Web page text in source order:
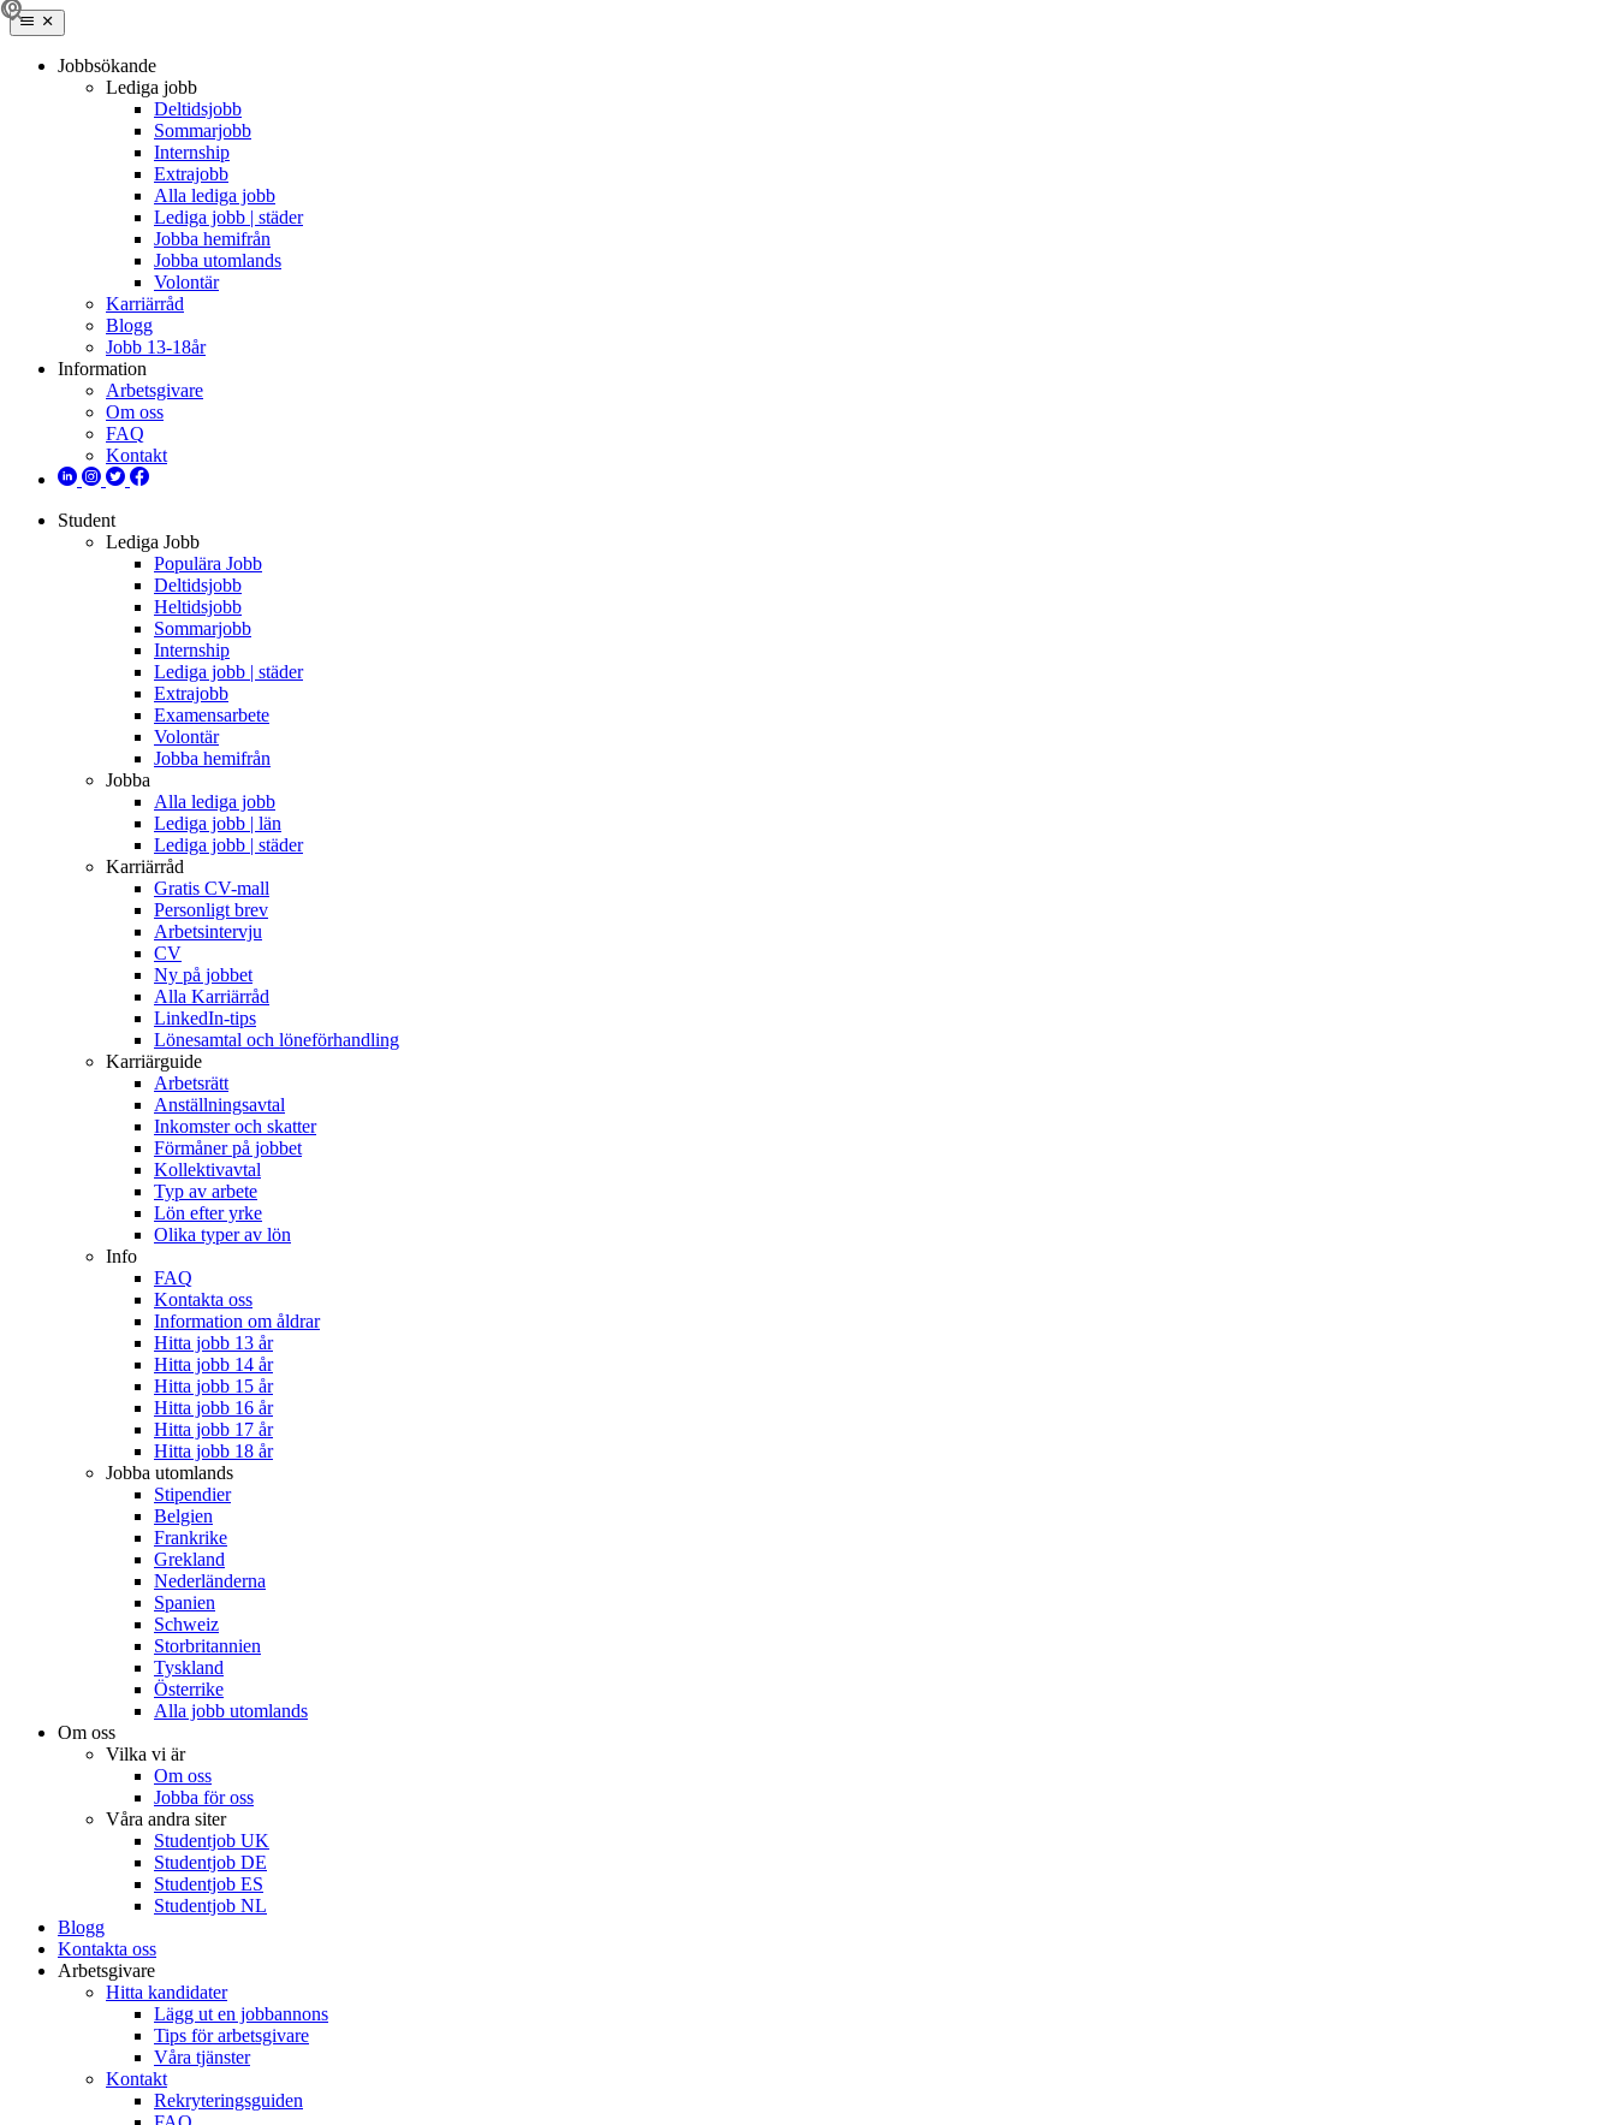
Jobbsökande
Lediga jobb
Deltidsjobb
Sommarjobb
Internship
Extrajobb
Alla lediga jobb
Lediga jobb | städer
Jobba hemifrån
Jobba utomlands
Volontär
Karriärråd
Blogg
Jobb 13-18år
Information
Arbetsgivare
Om oss
FAQ
Kontakt
Student
Lediga Jobb
Populära Jobb
Deltidsjobb
Heltidsjobb
Sommarjobb
Internship
Lediga jobb | städer
Extrajobb
Examensarbete
Volontär
Jobba hemifrån
Jobba
Alla lediga jobb
Lediga jobb | län
Lediga jobb | städer
Karriärråd
Gratis CV-mall
Personligt brev
Arbetsintervju
CV
Ny på jobbet
Alla Karriärråd
LinkedIn-tips
Lönesamtal och löneförhandling
Karriärguide
Arbetsrätt
Anställningsavtal
Inkomster och skatter
Förmåner på jobbet
Kollektivavtal
Typ av arbete
Lön efter yrke
Olika typer av lön
Info
FAQ
Kontakta oss
Information om åldrar
Hitta jobb 13 år
Hitta jobb 14 år
Hitta jobb 15 år
Hitta jobb 16 år
Hitta jobb 17 år
Hitta jobb 18 år
Jobba utomlands
Stipendier
Belgien
Frankrike
Grekland
Nederländerna
Spanien
Schweiz
Storbritannien
Tyskland
Österrike
Alla jobb utomlands
Om oss
Vilka vi är
Om oss
Jobba för oss
Våra andra siter
Studentjob UK
Studentjob DE
Studentjob ES
Studentjob NL
Blogg
Kontakta oss
Arbetsgivare
Hitta kandidater
Lägg ut en jobbannons
Tips för arbetsgivare
Våra tjänster
Kontakt
Rekryteringsguiden